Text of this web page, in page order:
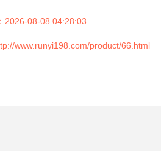
2026-08-08 04:28:03
www.runyi198.com/product/66.html